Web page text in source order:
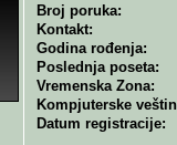
Broj poruka:
Kontakt:
Godina rođenja:
Poslednja poseta:
Vremenska Zona:
Kompjuterske
Datum registracije: